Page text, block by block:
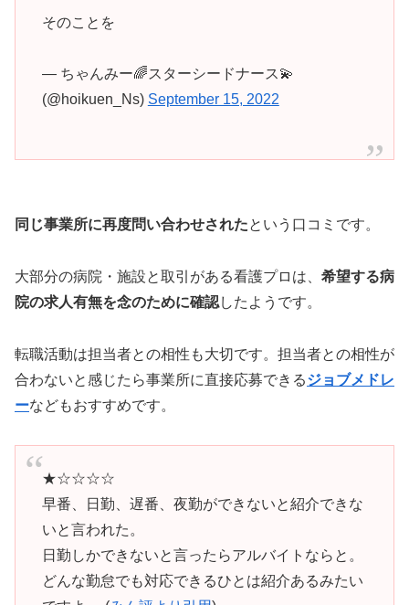
そのことを
— ちゃんみー🌈スターシードナース💫
(@hoikuen_Ns) September 15, 2022
同じ事業所に再度問い合わせされたという口コミです。
大部分の病院・施設と取引がある看護プロは、 希望する病
院の求人有無を念のために確認したようです。
転職活動は担当者との相性も大切です。担当者との相性が
合わないと感じたら事業所に直接応募できるジョブメドレ
ーなどもおすすめです。
★☆☆☆☆
早番、日勤、遅番、夜勤ができないと紹介できな
いと言われた。
日勤しかできないと言ったらアルバイトならと。
どんな勤怠でも対応できるひとは紹介あるみたい